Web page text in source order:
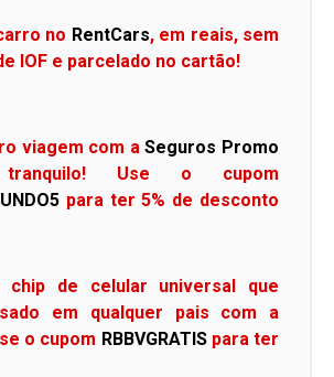
no RentCars, em reais, sem
IOF e parcelado no cartão!
viagem com aSeguros Promo
Use o cupom
para ter 5% de desconto
chip de celular universal que
em qualquer pais com a
o cupom RBBVGRATIS para ter